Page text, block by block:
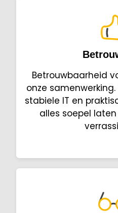
Betrouwbaarheid
onze
stabiele IT en
alles soepel